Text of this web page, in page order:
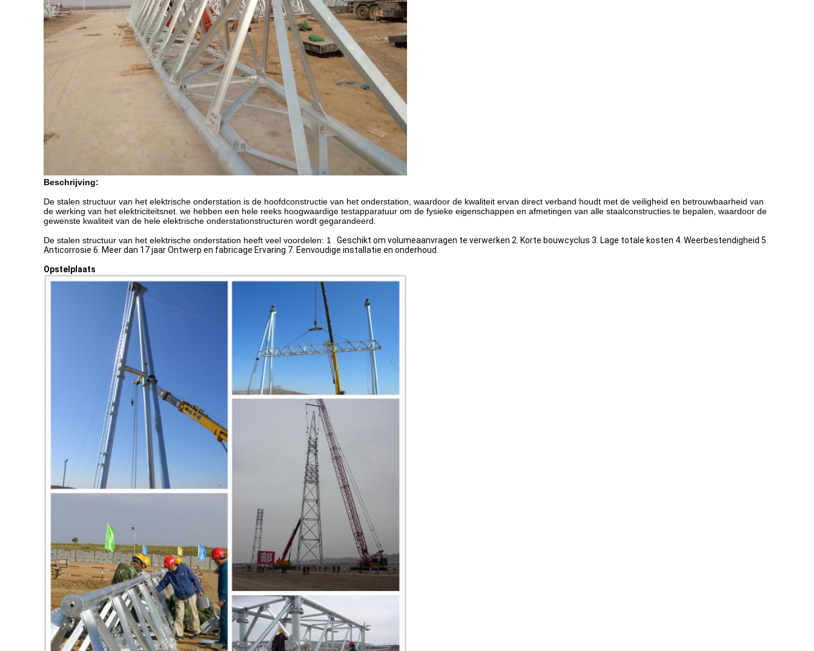
Beschrijving:
De stalen structuur van het elektrische onderstation is de hoofdconstructie van het onderstation, waardoor de kwaliteit ervan direct verband houdt met de veiligheid en betrouwbaarheid van
de werking van het elektriciteitsnet. we hebben een hele reeks hoogwaardige testapparatuur om de fysieke eigenschappen en afmetingen van alle staalconstructies te bepalen, waardoor de
gewenste kwaliteit van de hele elektrische onderstationstructuren wordt gegarandeerd.
De stalen structuur van het elektrische onderstation heeft veel voordelen: 1
. Geschikt om volumeaanvragen te verwerken 2. Korte bouwcyclus 3. Lage totale kosten 4. Weerbestendigheid 5.
Anticorrosie 6. Meer dan 17 jaar Ontwerp en fabricage Ervaring 7. Eenvoudige installatie en onderhoud
Opstelplaats